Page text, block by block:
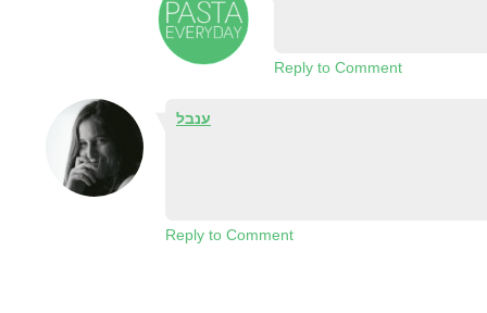
Reply to Comment
ענבל
Reply to Comment